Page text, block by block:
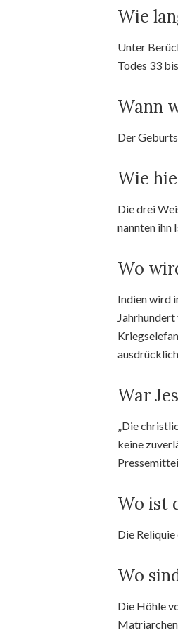
Wie
Unter
Todes 33
Wann
Der
Wie
Die drei
nannten ihn
Wo
Indien wird
War
„Die
keine
Wo ist
Die
Wo
Die Höhle
Matriarchen